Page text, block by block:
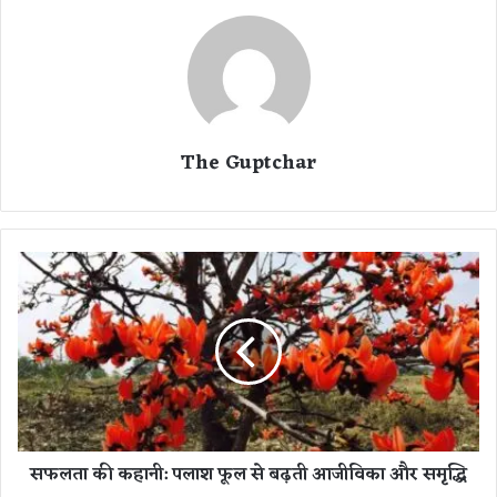
The Guptchar
स
फ
ल
की
क
हा
नी
:
सफलता की कहानी: पलाश फूल से बढ़ती आजीविका और समृद्धि